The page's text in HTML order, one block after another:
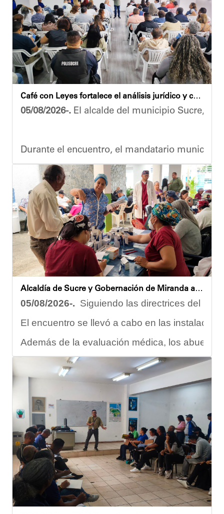
Café con Leyes fortalece el análisis jurídico y constitucional en el municipio Sucre
05/08/2026-. El alcalde del municipio Sucre,
Durante el encuentro, el mandatario
Vladimir Blanco, abogado y participante
El programa "Café con Leyes" se consolida
Oskarina Rosso. Alcaldía de Sucre y Gobernación de Miranda atendieron a más de 100 adultos mayores en Petare
05/08/2026-. Siguiendo las directrices del
El encuentro se llevó a cabo en las
Además de la evaluación médica, los abuelos
Carmen Herrera, integrante activa de esta
“Tengo una excelente atención por parte del
Gracias al trabajo articulado de un equipo
Anyelimar Sierra.